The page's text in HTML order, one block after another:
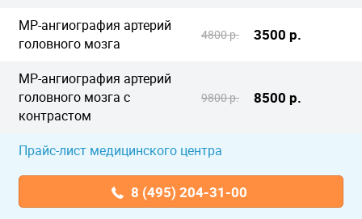
МР-ангиография артерий
головного мозга
4800 р. 3500 р.
МР-ангиография артерий
головного мозга с
контрастом
9800 р. 8500 р.
Прайс-лист медицинского центра
8 (495) 204-31-00